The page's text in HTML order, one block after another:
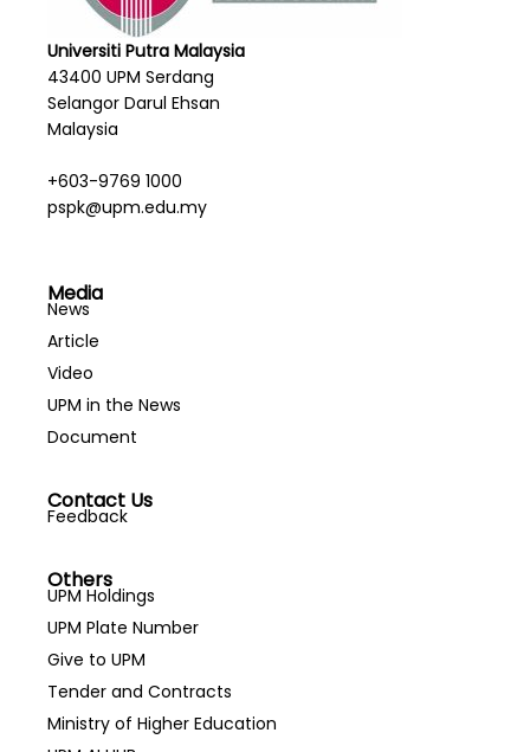
Universiti Putra Malaysia
43400 UPM Serdang
Selangor Darul Ehsan
Malaysia
+603-9769 1000
pspk@upm.edu.my
Media
News
Article
Video
UPM in the News
Document
Contact Us
Feedback
Others
UPM Holdings
UPM Plate Number
Give to UPM
Tender and Contracts
Ministry of Higher Education